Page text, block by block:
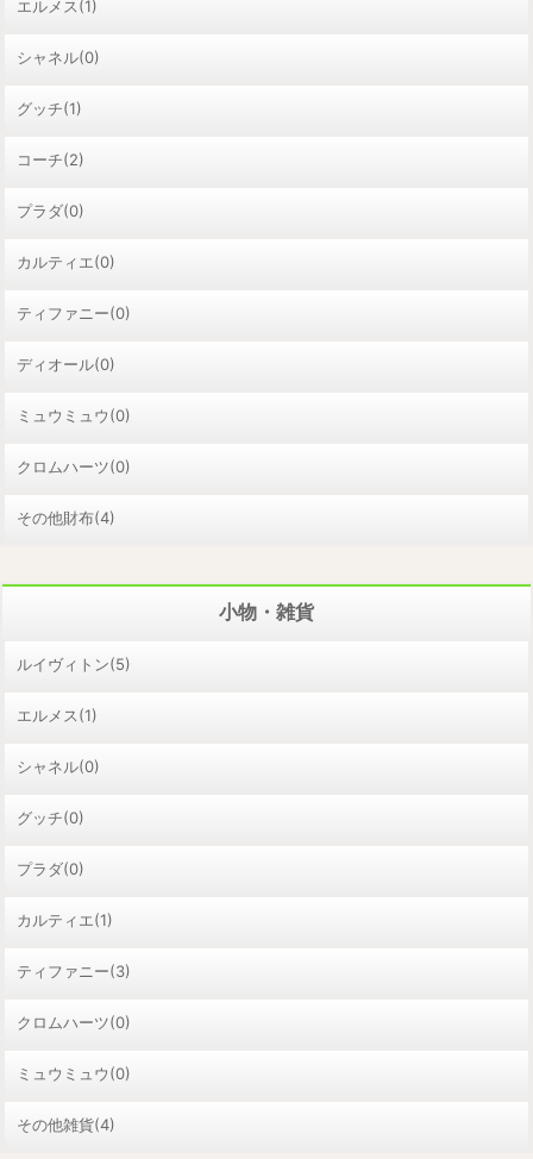
エルメス(1)
シャネル(0)
グッチ(1)
コーチ(2)
プラダ(0)
カルティエ(0)
ティファニー(0)
ディオール(0)
ミュウミュウ(0)
クロムハーツ(0)
その他財布(4)
小物・雑貨
ルイヴィトン(5)
エルメス(1)
シャネル(0)
グッチ(0)
プラダ(0)
カルティエ(1)
ティファニー(3)
クロムハーツ(0)
ミュウミュウ(0)
その他雑貨(4)